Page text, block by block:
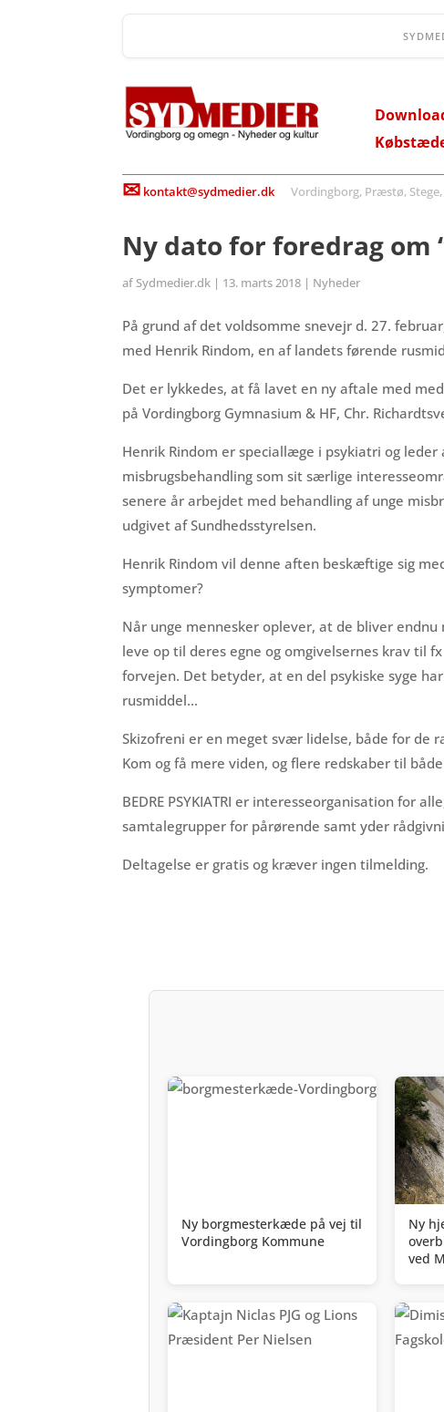
✉ kontakt@sydmedier.dkVordingborg, Præstø, Stege,
Ny dato for foredrag om
af Sydmedier.dk | 13. marts 2018 | Nyheder
På grund af det voldsomme snevejr d. 27.
med Henrik Rindom, en af landets førende
Det er lykkedes, at få lavet en ny aftale med
på Vordingborg Gymnasium & HF, Chr.
Henrik Rindom er speciallæge i psykiatri og
misbrugsbehandling som sit særlige
senere år arbejdet med behandling af unge
udgivet af Sundhedsstyrelsen.
Henrik Rindom vil denne aften beskæftige sig
symptomer?
Når unge mennesker oplever, at de bliver
leve op til deres egne og omgivelsernes krav til
forvejen. Det betyder, at en del psykiske syge
rusmiddel…
Skizofreni er en meget svær lidelse, både for de
Kom og få mere viden, og flere redskaber til
BEDRE PSYKIATRI er interesseorganisation for
samtalegrupper for pårørende samt yder
Deltagelse er gratis og kræver ingen tilmelding.
Ny borgmesterkæde på vej til
Vordingborg Kommune
Ny
ved